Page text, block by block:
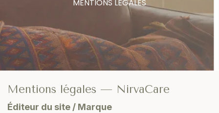
MENTIONS LÉGALES
Mentions légales — NirvaCare
Éditeur du site / Marque